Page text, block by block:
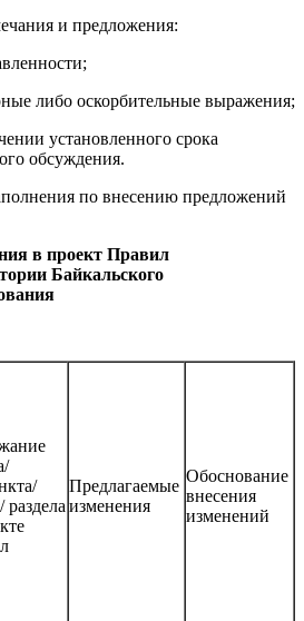
и предложения:
либо оскорбительные выражения;
установленного срока
обсуждения.
по внесению предложений
в проект Правил
Байкальского
раздела
Предлагаемые
изменения
Обоснование
внесения
изменений